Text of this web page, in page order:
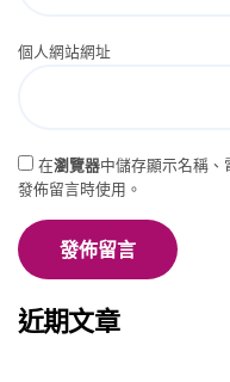
個人網站網址
在瀏覽器中儲存顯示名稱、
發佈留言時使用。
近期文章